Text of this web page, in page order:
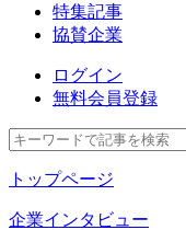
特集記事
協賛企業
ログイン
無料会員登録
トップページ
企業インタビュー